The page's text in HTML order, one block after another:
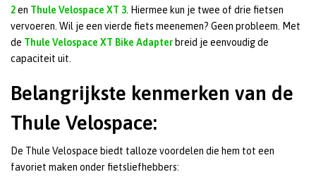
2en Thule Velospace XT 3 . Hiermee kun je twee of drie fietsen
vervoeren. Wil je een vierde fiets meenemen? Geen probleem. Met
de Thule Velospace XT Bike Adapter breid je eenvoudig de
capaciteit uit.
Belangrijkste kenmerken van de
Thule Velospace:
De Thule Velospace biedt talloze voordelen die hem tot een
favoriet maken onder fietsliefhebbers: